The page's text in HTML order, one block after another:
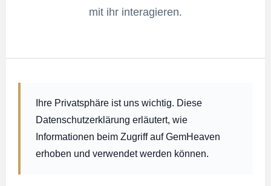
mit ihr interagieren.
Ihre Privatsphäre ist uns wichtig. Diese
Datenschutzerklärung erläutert, wie
Informationen beim Zugriff auf GemHeaven
erhoben und verwendet werden können.